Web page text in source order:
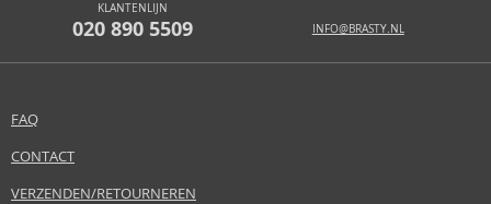
KLANTENLIJN
020 890 5509 INFO@BRASTY.NL
FAQ
CONTACT
VERZENDEN/RETOURNEREN